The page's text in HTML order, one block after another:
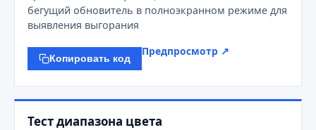
бегущий обновитель в полноэкранном режиме для
выявления выгорания
Копировать код
Предпросмотр ↗
Тест диапазона цвета